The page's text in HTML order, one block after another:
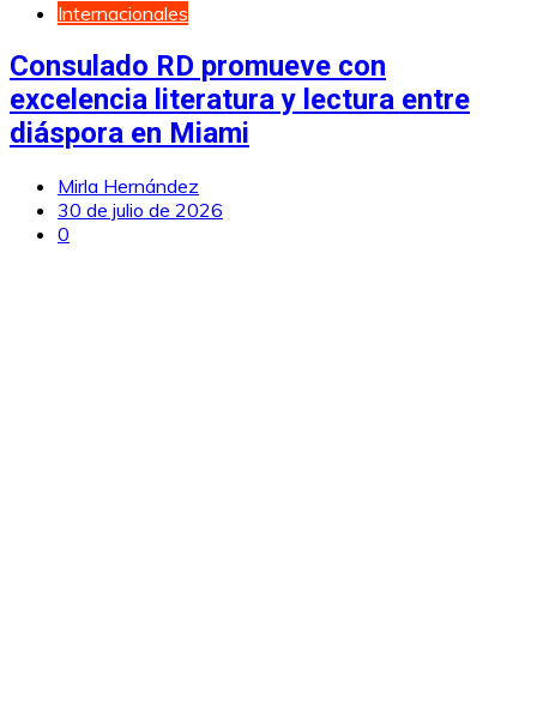
Internacionales
Consulado RD promueve con
excelencia literatura y lectura entre
diáspora en Miami
Mirla Hernández
30 de julio de 2026
0